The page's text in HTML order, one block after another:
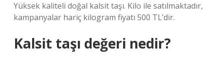
Yüksek kaliteli doğal kalsit taşı. Kilo ile satılmaktadır,
kampanyalar hariç kilogram fiyatı 500 TL’dir.
Kalsit taşı değeri nedir?